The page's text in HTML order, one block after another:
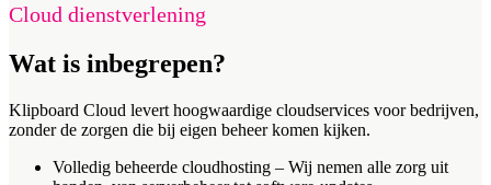
Cloud dienstverlening
Wat is inbegrepen?
Klipboard Cloud levert hoogwaardige cloudservices voor bedrijven,
zonder de zorgen die bij eigen beheer komen kijken.
Volledig beheerde cloudhosting – Wij nemen alle zorg uit